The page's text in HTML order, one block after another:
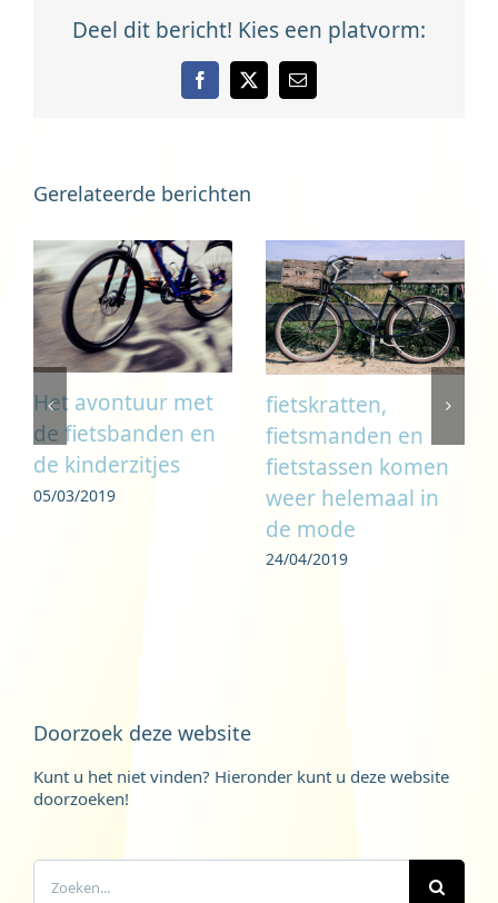
Deel dit bericht! Kies een platvorm:
Facebook
X
E-
Gerelateerde berichten
Het avontuur met
de fietsbanden en
de kinderzitjes
05/03/2019
fietskratten,
fietsmanden en
fietstassen komen
weer helemaal in
de mode
24/04/2019
Doorzoek deze website
Kunt u het niet vinden? Hieronder kunt u deze website
doorzoeken!
Zoeken
naar: